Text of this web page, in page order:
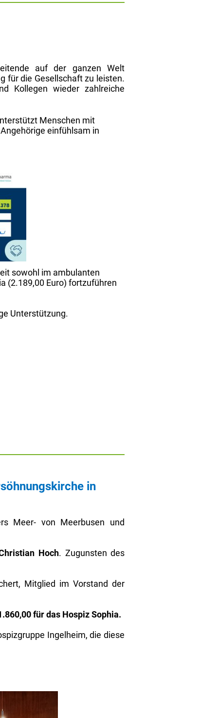
auf der ganzen Welt
für die Gesellschaft zu leisten.
Kollegen wieder zahlreiche
Menschen mit
einfühlsam in
sowohl im ambulanten
(2.189,00 Euro) fortzuführen
Unterstützung.
in
Meer- von Meerbusen und
Hoch. Zugunsten des
Mitglied im Vorstand der
für das Hospiz Sophia.
Ingelheim, die diese